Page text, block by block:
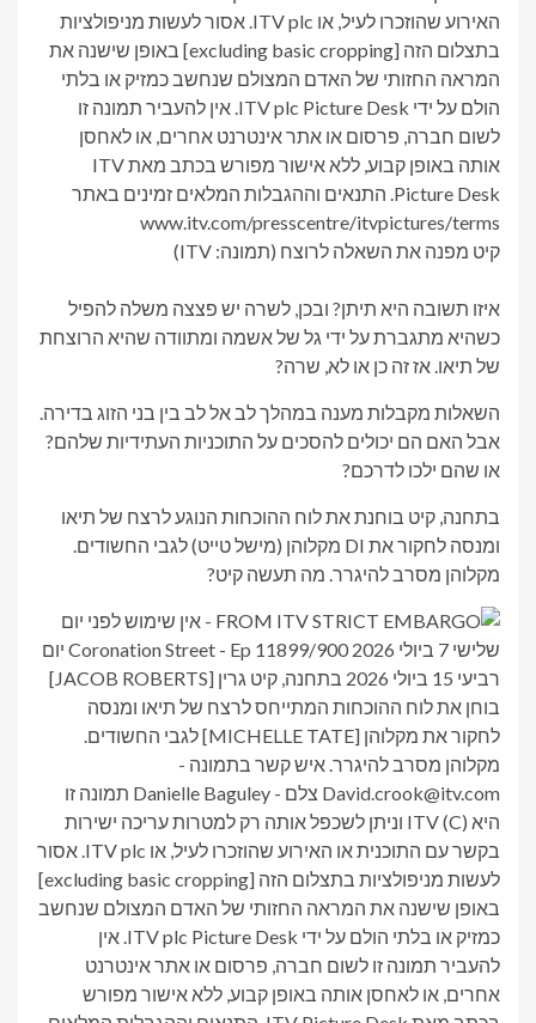
קיט מפנה את השאלה לרוצח (תמונה: ITV)
איזו תשובה היא תיתן? ובכן, לשרה יש פצצה משלה להפיל
כשהיא מתגברת על ידי גל של אשמה ומתוודה שהיא הרוצחת
של תיאו. אז זה כן או לא, שרה?
השאלות מקבלות מענה במהלך לב אל לב בין בני הזוג בדירה.
אבל האם הם יכולים להסכים על התוכניות העתידיות שלהם?
או שהם ילכו לדרכם?
בתחנה, קיט בוחנת את לוח ההוכחות הנוגע לרצח של תיאו
ומנסה לחקור את DI מקלוהן (מישל טייט) לגבי החשודים.
מקלוהן מסרב להיגרר. מה תעשה קיט?